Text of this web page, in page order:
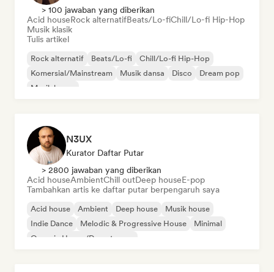
> 100 jawaban yang diberikan
Acid houseRock alternatifBeats/Lo-fiChill/Lo-fi Hip-Hop
Musik klasik
Tulis artikel
Rock alternatif Beats/Lo-fi
Chill/Lo-fi Hip-Hop
Komersial/Mainstream
Musik dansa Disco
Dream pop
Musik house
N3UX
Kurator Daftar Putar
> 2800 jawaban yang diberikan
Acid houseAmbientChill outDeep houseE-pop
Tambahkan artis ke daftar putar berpengaruh saya
Acid house Ambient Deep house
Musik house
Indie Dance
Melodic & Progressive House
Minimal
Organic House/Downtempo